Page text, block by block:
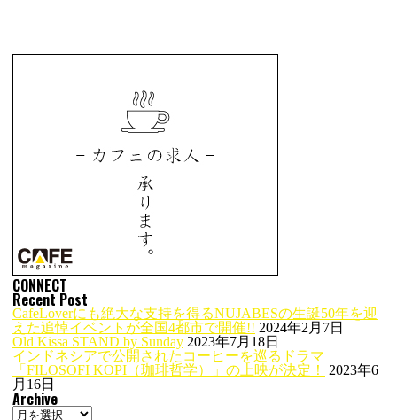
CONNECT
Recent Post
CafeLoverにも絶大な支持を得るNUJABESの生誕50年を迎
えた追悼イベントが全国4都市で開催!! 2024年2月7日
Old Kissa STAND by Sunday 2023年7月18日
インドネシアで公開されたコーヒーを巡るドラマ
「FILOSOFI KOPI（珈琲哲学）」の上映が決定！
2023年6
月16日
Archive
Archive